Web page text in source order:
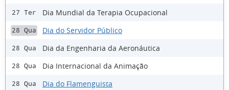
27 Ter Dia Mundial da Terapia Ocupacional
28 Qua Dia do Servidor Público
28 Qua Dia da Engenharia da Aeronáutica
28 Qua Dia Internacional da Animação
28 Qua Dia do Flamenguista